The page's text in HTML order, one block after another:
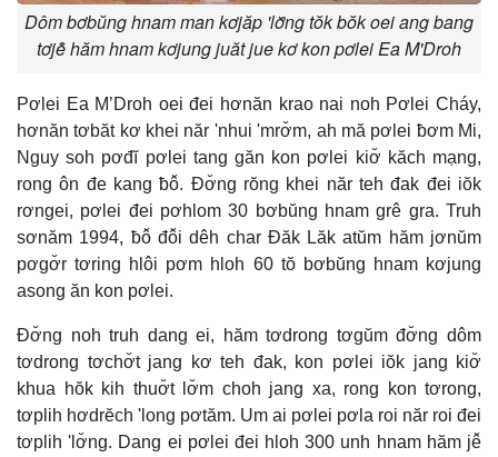
Dôm bơbŭng hnam man kơjăp 'lơ̆ng tŏk bŏk oei ang bang
tơjê̆ hăm hnam kơjung juăt jue kơ kon pơlei Ea M'Droh
Pơlei Ea M’Droh oei đei hơnăn krao nai noh Pơlei Cháy,
hơnăn tơbăt kơ khei năr 'nhui 'mrơ̆m, ah mă pơlei ƀơm Mi,
Nguy soh pơđĭ pơlei tang găn kon pơlei kiơ̆ kăch mạng,
rong ôn đe kang ƀô̆. Đơ̆ng rŏng khei năr teh đak đei iŏk
rơngei, pơlei đei pơhlom 30 bơbŭng hnam grê gra. Truh
sơnăm 1994, ƀô̆ đô̆i dêh char Đăk Lăk atŭm hăm jơnŭm
pơgơ̆r tơring hlôi pơm hloh 60 tŏ bơbŭng hnam kơjung
asong ăn kon pơlei.
Đơ̆ng noh truh dang ei, hăm tơdrong tơgŭm đơ̆ng dôm
tơdrong tơchơ̆t jang kơ teh đak, kon pơlei iŏk jang kiơ̆
khua hŏk kih thuơ̆t lơ̆m choh jang xa, rong kon tơrong,
tơplih hơdrĕch 'long pơtăm. Um ai pơlei pơla roi năr roi đei
tơplih 'lơ̆ng. Dang ei pơlei đei hloh 300 unh hnam hăm jê̆